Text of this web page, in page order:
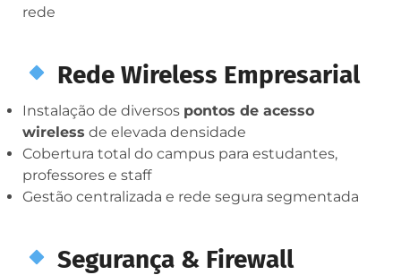
rede
Rede Wireless Empresarial
Instalação de diversos pontos de acesso
wireless de elevada densidade
Cobertura total do campus para estudantes,
professores e staff
Gestão centralizada e rede segura segmentada
Segurança & Firewall